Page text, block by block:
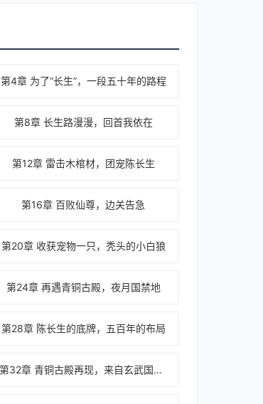
第4章 为了“长生”，一段五十年的路程
第8章 长生路漫漫，回首我依在
第12章 雷击木棺材，团宠陈长生
第16章 百败仙尊，边关告急
第20章 收获宠物一只，秃头的小白狼
第24章 再遇青铜古殿，夜月国禁地
第28章 陈长生的底牌，五百年的布局
第32章 青铜古殿再现，来自玄武国的橄榄枝